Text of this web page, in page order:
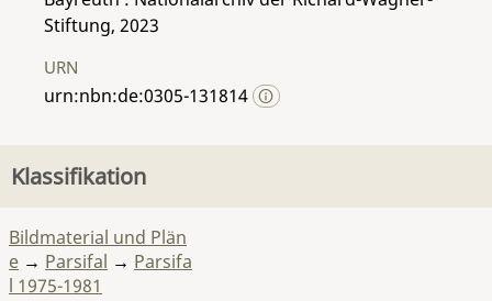
Stiftung, 2023
URN
urn:nbn:de:0305-131814
Klassifikation
Bildmaterial und Plän
e → Parsifal → Parsifa
l 1975-1981